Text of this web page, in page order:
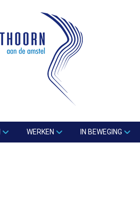
WERKEN IN BEWEGING